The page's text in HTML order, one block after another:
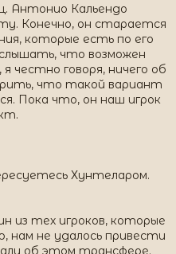
Антонио Кальендо
Конечно, он старается
которые есть по его
что возможен
честно говоря, ничего об
что такой вариант
Пока что, он наш игрок
Хунтеларом.
из тех игроков, которые
нам не удалось привести
об этом трансфере.